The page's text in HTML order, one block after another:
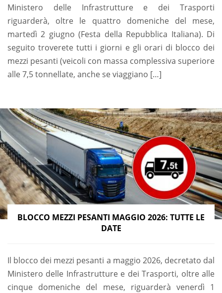
Ministero delle Infrastrutture e dei Trasporti
riguarderà, oltre le quattro domeniche del mese,
martedì 2 giugno (Festa della Repubblica Italiana). Di
seguito troverete tutti i giorni e gli orari di blocco dei
mezzi pesanti (veicoli con massa complessiva superiore
alle 7,5 tonnellate, anche se viaggiano […]
BLOCCO MEZZI PESANTI MAGGIO 2026: TUTTE LE
DATE
Il blocco dei mezzi pesanti a maggio 2026, decretato dal
Ministero delle Infrastrutture e dei Trasporti, oltre alle
cinque domeniche del mese, riguarderà venerdì 1